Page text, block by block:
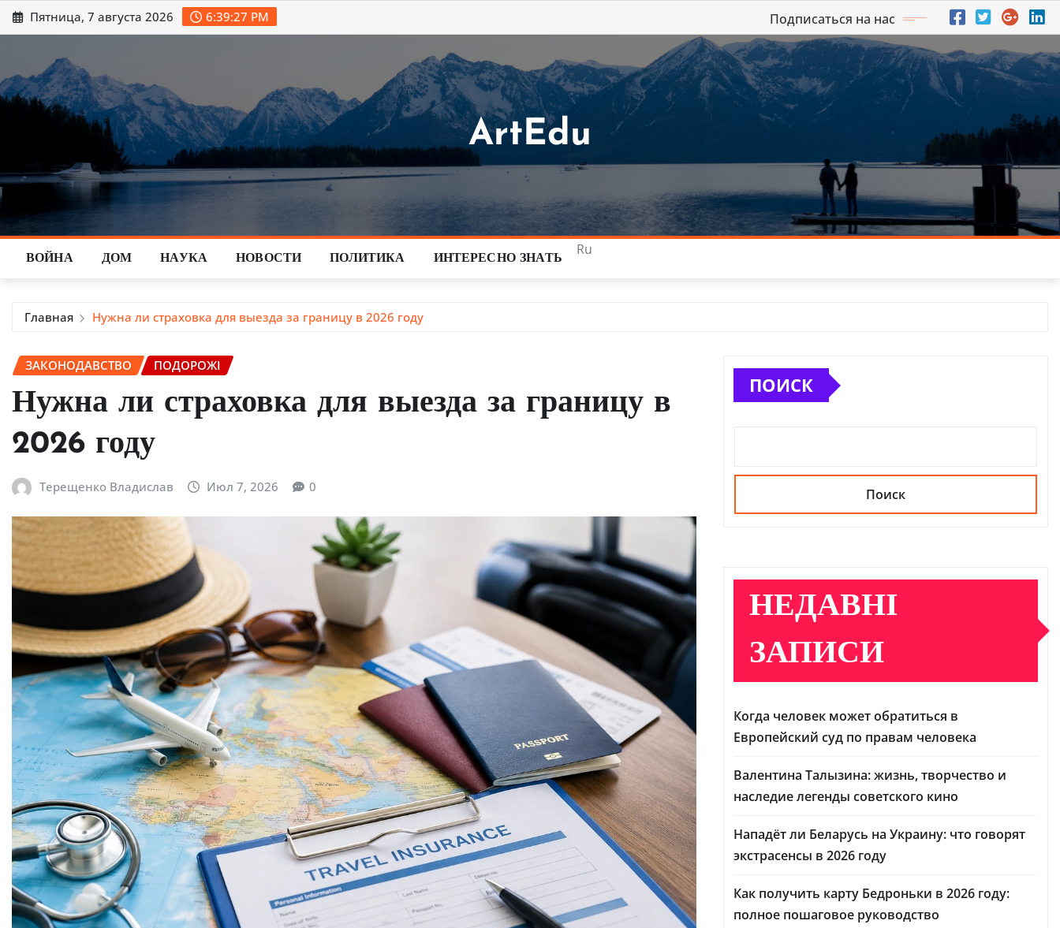
Перейти
к
Пятница, 7 августа 2026 6:39:28 PM Подписаться на нас
ArtEdu
ВОЙНА ДОМ НАУКА НОВОСТИ ПОЛИТИКА ИНТЕРЕСНО ЗНАТЬ
Ru
Главная Нужна ли страховка для выезда за границу в 2026 году
ЗАКОНОДАВСТВО ПОДОРОЖІ
Нужна ли страховка для выезда за границу в
2026 году
Терещенко Владислав Июл 7, 2026 0
ПОИСК
Поиск
НЕДАВНІ
ЗАПИСИ
Когда человек может обратиться в
Европейский суд по правам человека
Валентина Талызина: жизнь, творчество и
наследие легенды советского кино
Нападёт ли Беларусь на Украину: что говорят
экстрасенсы в 2026 году
Как получить карту Бедроньки в 2026 году:
полное пошаговое руководство